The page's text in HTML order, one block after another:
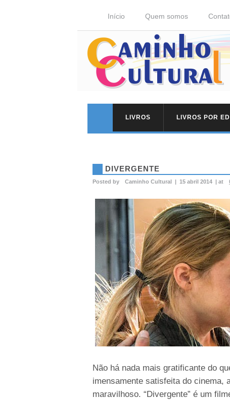
Início Quem somos
LIVROS LIVROS POR
DIVERGENTE
Posted by Caminho Cultural | 15 abril 2014 | at
Não há nada mais gratificante do
imensamente satisfeita do cinema,
maravilhoso. “Divergente” é um